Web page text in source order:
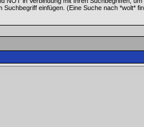
einfügen. (Eine Suche nach *wolt*